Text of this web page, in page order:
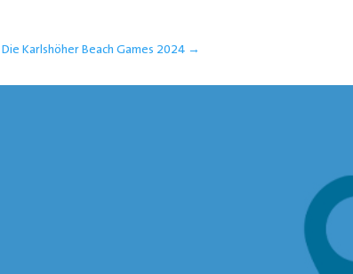
Karlshöher Beach Games 2024 →